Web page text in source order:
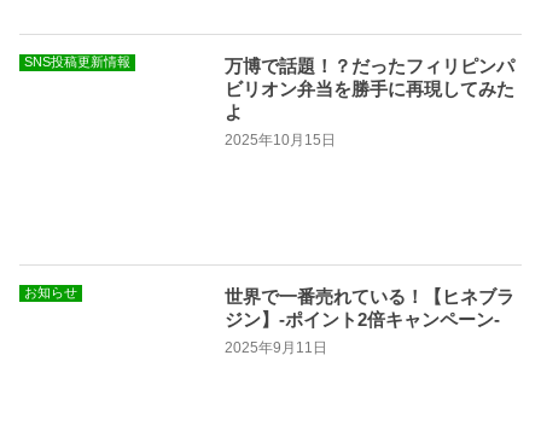
SNS投稿更新情報
万博で話題！？だったフィリピンパ
ビリオン弁当を勝手に再現してみた
よ
2025年10月15日
お知らせ
世界で一番売れている！【ヒネブラ
ジン】-ポイント2倍キャンペーン-
2025年9月11日